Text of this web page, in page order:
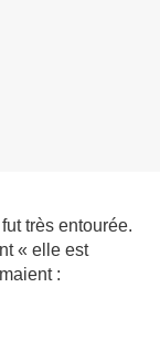
très entourée.
« elle est
: